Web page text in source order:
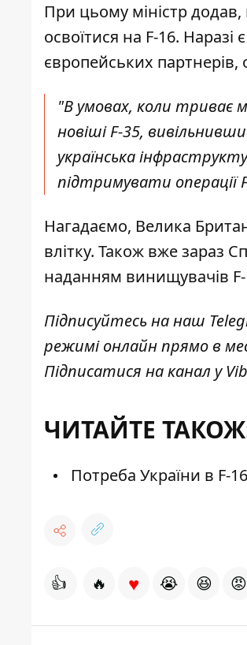
При цьому міністр
освоїтися на F-16. Наразі
європейських
"В умовах, коли триває
новіші F-35,
українська
підтримувати операції
Нагадаємо, Велика
влітку. Також вже зараз
наданням винищувачів F-
Підписуйтесь на наш
режимі онлайн прямо в
Підписатися на канал у
ЧИТАЙТЕ
Потреба України в F-
👍 🔥 ♥ 😭 😆 😡